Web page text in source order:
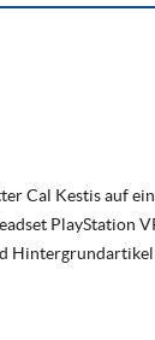
Cal Kestis auf
Hintergrundartikel